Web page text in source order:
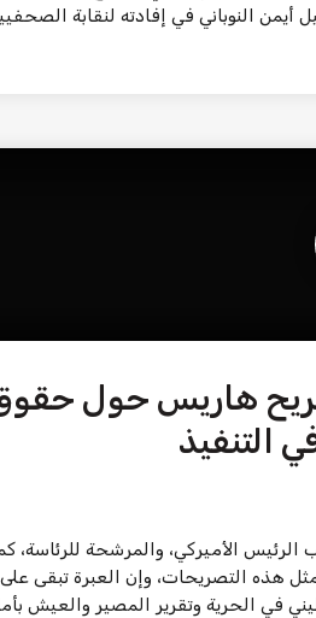
أيمن النوباني في إفادته لنقابة
هاريس حول
التنفيذ
الأميركي، والمرشحة للرئاسة،
التصريحات، وإن العبرة تبقى على
في الحرية وتقرير المصير والعيش